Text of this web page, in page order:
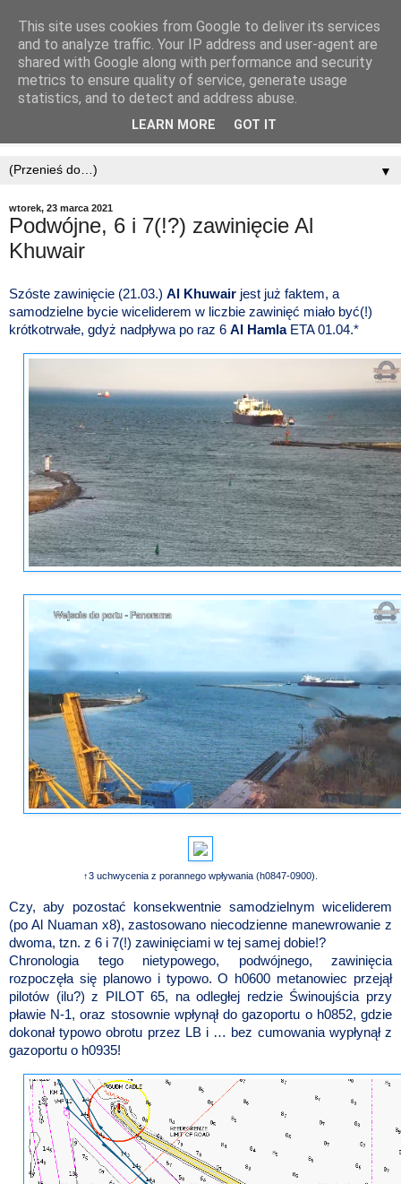
▼
wtorek, 23 marca 2021
Podwójne, 6 i 7(!?) zawinięcie Al
Khuwair
Szóste zawinięcie (21.03.) Al Khuwair jest już faktem, a
samodzielne bycie wiceliderem w liczbie zawinięć miało być(!)
krótkotrwałe, gdyż nadpływa po raz 6 Al HamlaETA 01.04.*
↑3 uchwycenia z porannego wpływania (h0847-0900).
Czy, aby pozostać konsekwentnie samodzielnym wiceliderem
(po Al Nuaman x8), zastosowano niecodzienne manewrowanie z
dwoma, tzn. z 6 i 7(!) zawinięciami w tej samej dobie!?
Chronologia tego nietypowego, podwójnego, zawinięcia
rozpoczęła się planowo i typowo. O h0600 metanowiec przejął
pilotów (ilu?) z PILOT 65, na odległej redzie Świnoujścia przy
pławie N-1, oraz stosownie wpłynął do gazoportu o h0852, gdzie
dokonał typowo obrotu przez LB i … bez cumowania wypłynął z
gazoportu o h0935!
This site uses cookies from Google to deliver its services
and to analyze traffic. Your IP address and user-agent are
shared with Google along with performance and security
metrics to ensure quality of service, generate usage
statistics, and to detect and address abuse.
LEARN MORE GOT IT